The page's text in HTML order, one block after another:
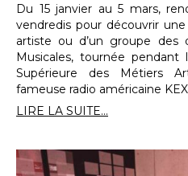
Du 15 janvier au 5 mars,
vendredis pour découvrir une
artiste ou d’un groupe des
Musicales, tournée pendant
Supérieure des Métiers
fameuse radio américaine
LIRE LA SUITE...